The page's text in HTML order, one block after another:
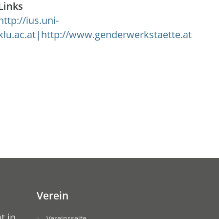
ius.uni-
www.genderwerkstaette.at
Verein